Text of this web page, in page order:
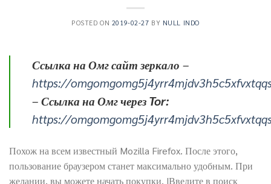
POSTED ON 2019-02-27 BY NULL INDO
Ссылка на Омг сайт зеркало –
https://
– Ссылка на Омг через Tor:
https://
Похож на всем известный Mozilla Firefox. После этого,
пользование браузером станет максимально удобным. При
желании, вы можете начать покупки. |Введите в поиск